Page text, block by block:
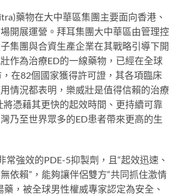
藥物在大中華區集團主要面向香港、
開展運營。拜耳集團大中華區由管理控
集團與合資生產企業在其戰略引導下開
作為治療ED的一線藥物，已經在全球
在82個國家獲得許可證，其各項臨床
情況都表明，樂威壯是值得信賴的治療
將憑藉其更快的起效時間、更持續可靠
乃至世界眾多的ED患者帶來更高的生
常強效的PDE-5抑製劑，且“起效迅速、
依賴”，能夠讓伴侶雙方“共同抓住激情
藥，被全球男性權威專家認定為安全、